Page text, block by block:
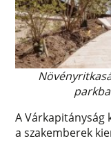
A Várkapitányság
a szakemberek